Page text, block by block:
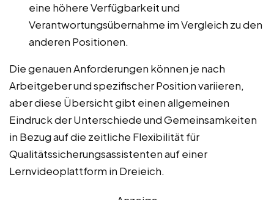
eine höhere Verfügbarkeit und
Verantwortungsübernahme im Vergleich zu den
anderen Positionen.
Die genauen Anforderungen können je nach
Arbeitgeber und spezifischer Position variieren,
aber diese Übersicht gibt einen allgemeinen
Eindruck der Unterschiede und Gemeinsamkeiten
in Bezug auf die zeitliche Flexibilität für
Qualitätssicherungsassistenten auf einer
Lernvideoplattform in Dreieich.